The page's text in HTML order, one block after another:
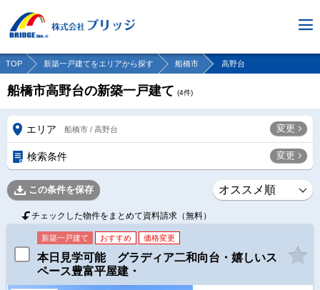
TOP 新築一戸建てをエリアから探す 船橋市 高野台
船橋市高野台の新築一戸建て (4件)
エリア 船橋市 / 高野台 変更
検索条件 変更
この条件を保存
チェックした物件をまとめて資料請求（無料）
新築一戸建て おすすめ 価格変更
本日見学可能 グラディア二和向台・嬉しいス
ペース豊富平屋建・